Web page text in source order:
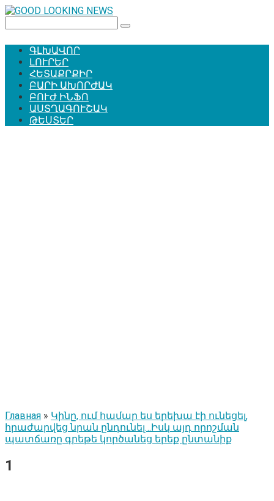
Перейти
контенту
ԳԼԽԱՎՈՐ
ԼՈՒՐԵՐ
ՀԵՏԱՔՐՔԻՐ
ԲԱՐԻ ԱԽՈՐԺԱԿ
ԲՈՒԺ ԻՆՖՈ
ԱՍՏՂԱԳՈՒՇԱԿ
ԹԵՍՏԵՐ
Главная » Կինը, ում համար ես երեխա էի ունեցել,
հրաժարվեց նրան ընդունել…Իսկ այդ որոշման
պատճառը գրեթե կործանեց երեք ընտանիք
1